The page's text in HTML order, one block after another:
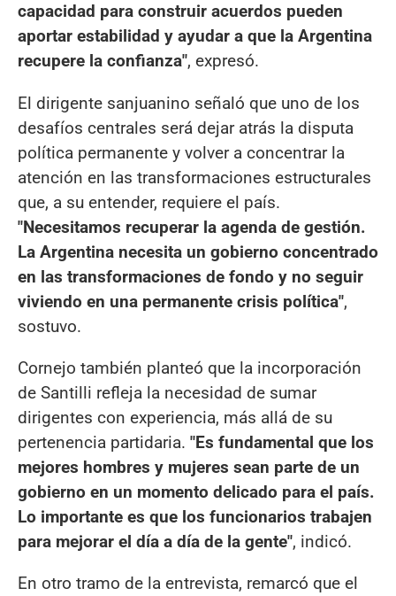
capacidad para construir acuerdos pueden
aportar estabilidad y ayudar a que la Argentina
recupere la confianza", expresó.
El dirigente sanjuanino señaló que uno de los
desafíos centrales será dejar atrás la disputa
política permanente y volver a concentrar la
atención en las transformaciones estructurales
que, a su entender, requiere el país.
"Necesitamos recuperar la agenda de gestión.
La Argentina necesita un gobierno concentrado
en las transformaciones de fondo y no seguir
viviendo en una permanente crisis política",
sostuvo.
Cornejo también planteó que la incorporación
de Santilli refleja la necesidad de sumar
dirigentes con experiencia, más allá de su
pertenencia partidaria. "Es fundamental que los
mejores hombres y mujeres sean parte de un
gobierno en un momento delicado para el país.
Lo importante es que los funcionarios trabajen
para mejorar el día a día de la gente", indicó.
En otro tramo de la entrevista, remarcó que el